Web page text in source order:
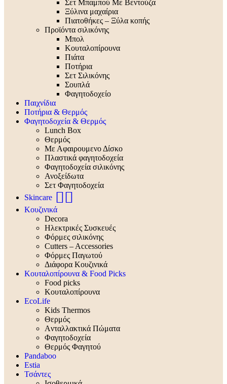
Σετ Μπαμπού Με Βεντούζα
Ξύλινα μαχαίρια
Πιατοθήκες – Ξύλα κοπής
Προϊόντα σιλικόνης
Μπολ
Κουταλοπίρουνα
Πιάτα
Ποτήρια
Σετ Σιλικόνης
Σουπλά
Φαγητοδοχείο
Παιχνίδια
Ποτήρια & Θερμός
Φαγητοδοχεία & Θερμός
Lunch Box
Θερμός
Με Αφαιρουμενο Δίσκο
Πλαστικά φαγητοδοχεία
Φαγητοδοχεία σιλικόνης
Ανοξείδωτα
Σετ Φαγητοδοχεία
Skincare 🧖‍♀️
Κουζινικά
Decora
Ηλεκτρικές Συσκευές
Φόρμες σιλικόνης
Cutters – Accessories
Φόρμες Παγωτού
Διάφορα Κουζινικά
Κουταλοπίρουνα & Food Picks
Food picks
Κουταλοπίρουνα
EcoLife
Kids Thermos
Θερμός
Aνταλλακτικά Πώματα
Φαγητοδοχεία
Θερμός Φαγητού
Pandaboo
Estia
Τσάντες